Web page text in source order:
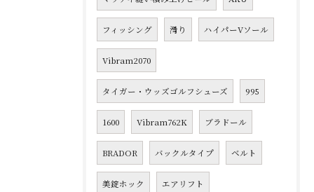
フィッシング 滑り ハイパーVソール
Vibram2070
タイガー・ウッズゴルフシューズ 995
1600 Vibram762K ブラドール
BRADOR バックルタイプ ベルト
美錠ホック エアリフト